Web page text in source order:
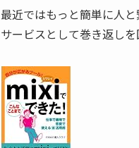
最近ではもっと簡単に人
サービスとして巻き返しを